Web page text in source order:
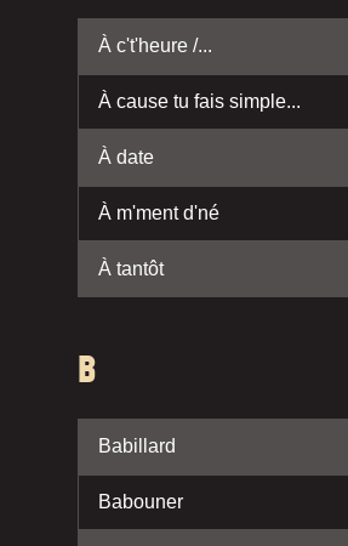
À c't'heure /...
À cause tu fais simple...
À date
À m'ment d'né
À tantôt
B
Babillard
Babouner